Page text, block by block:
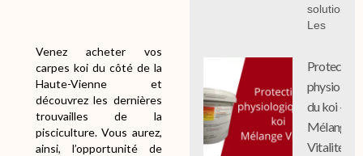
Venez acheter vos
carpes koi du côté de la
Haute-Vienne et
découvrez les dernières
trouvailles de la
pisciculture. Vous aurez,
ainsi, l’opportunité de
solutions;
Les
Protection
du koi -
Mélange
Vitalité